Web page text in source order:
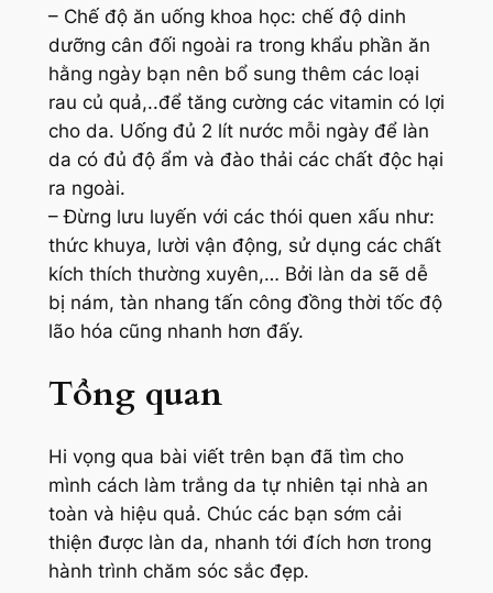
– Chế độ ăn uống khoa học: chế độ dinh
dưỡng cân đối ngoài ra trong khẩu phần ăn
hằng ngày bạn nên bổ sung thêm các loại
rau củ quả,..để tăng cường các vitamin có lợi
cho da. Uống đủ 2 lít nước mỗi ngày để làn
da có đủ độ ẩm và đào thải các chất độc hại
ra ngoài.
– Đừng lưu luyến với các thói quen xấu như:
thức khuya, lười vận động, sử dụng các chất
kích thích thường xuyên,… Bởi làn da sẽ dễ
bị nám, tàn nhang tấn công đồng thời tốc độ
lão hóa cũng nhanh hơn đấy.
Tổng quan
Hi vọng qua bài viết trên bạn đã tìm cho
mình cách làm trắng da tự nhiên tại nhà an
toàn và hiệu quả. Chúc các bạn sớm cải
thiện được làn da, nhanh tới đích hơn trong
hành trình chăm sóc sắc đẹp.